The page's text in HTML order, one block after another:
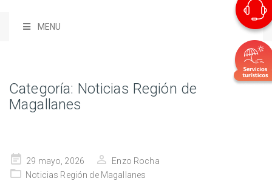
MENU
Categoría: Noticias Región de
Magallanes
Publicado
en
29 mayo, 2026
Enzo Rocha
Noticias Región de Magallanes